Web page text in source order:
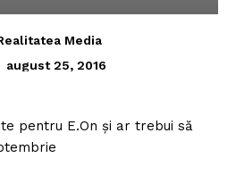
Media
august 25, 2016
pentru E.On şi ar trebui să